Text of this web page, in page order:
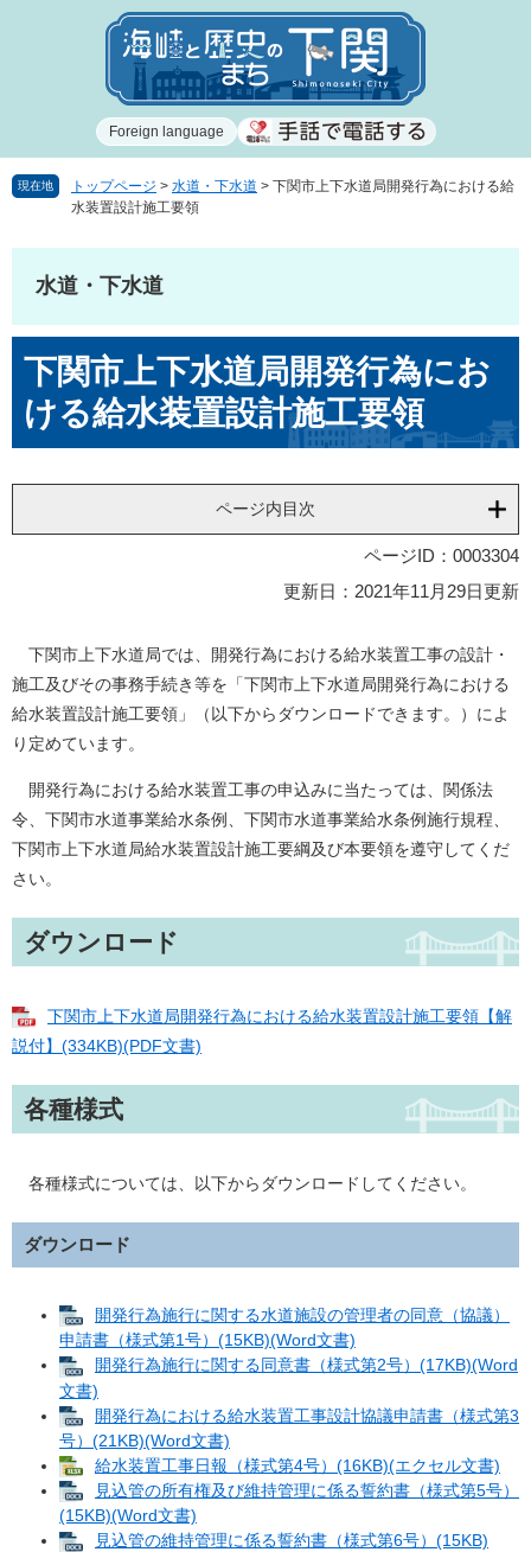
で
ば
Foreign language
現在地 トップページ > 水道・下水道 > 下関市上下水道局開発行為における給
水装置設計施工要領
水道・下水道
下関市上下水道局開発行為にお
ける給水装置設計施工要領
ページ内目次
ページID：0003304
更新日：2021年11月29日更新
下関市上下水道局では、開発行為における給水装置工事の設計・
施工及びその事務手続き等を「下関市上下水道局開発行為における
給水装置設計施工要領」（以下からダウンロードできます。）によ
り定めています。
開発行為における給水装置工事の申込みに当たっては、関係法
令、下関市水道事業給水条例、下関市水道事業給水条例施行規程、
下関市上下水道局給水装置設計施工要綱及び本要領を遵守してくだ
さい。
ダウンロード
下関市上下水道局開発行為における給水装置設計施工要領【解
説付】(334KB)(PDF文書)
各種様式
各種様式については、以下からダウンロードしてください。
ダウンロード
開発行為施行に関する水道施設の管理者の同意（協議）
申請書（様式第1号）(15KB)(Word文書)
開発行為施行に関する同意書（様式第2号）(17KB)(Word
文書)
開発行為における給水装置工事設計協議申請書（様式第3
号）(21KB)(Word文書)
給水装置工事日報（様式第4号）(16KB)(エクセル文書)
見込管の所有権及び維持管理に係る誓約書（様式第5号）
(15KB)(Word文書)
見込管の維持管理に係る誓約書（様式第6号）(15KB)